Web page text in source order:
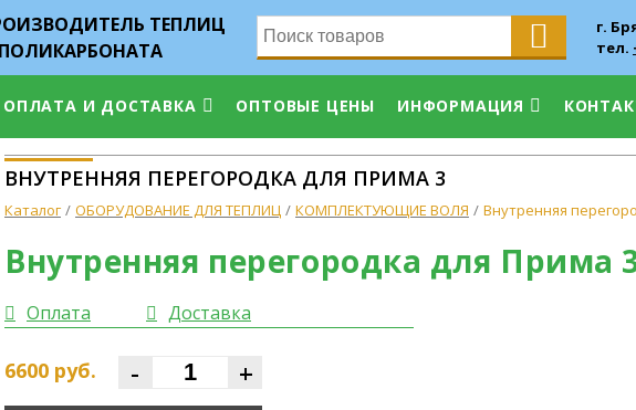
ТЕПЛИЦ
г.
тел.
ОПЛАТА И ДОСТАВКА ОПТОВЫЕ ЦЕНЫ ИНФОРМАЦИЯ
ВНУТРЕННЯЯ ПЕРЕГОРОДКА ДЛЯ ПРИМА 3
Каталог ОБОРУДОВАНИЕ ДЛЯ ТЕПЛИЦ КОМПЛЕКТУЮЩИЕ ВОЛЯ Внутренняя
Внутренняя перегородка для Прима
Оплата Доставка
6600 руб. - +